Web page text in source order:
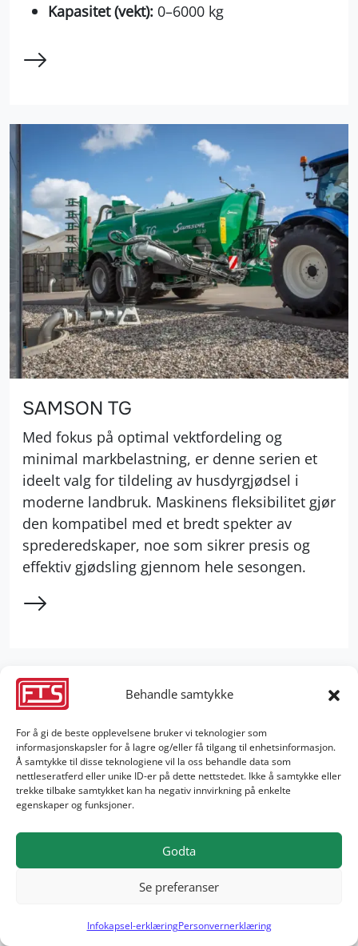
Behandle samtykke
For å gi de beste opplevelsene bruker vi teknologier som
informasjonskapsler for å lagre og/eller få tilgang til enhetsinformasjon.
Å samtykke til disse teknologiene vil la oss behandle data som
nettleseratferd eller unike ID-er på dette nettstedet. Ikke å samtykke eller
trekke tilbake samtykket kan ha negativ innvirkning på enkelte
egenskaper og funksjoner.
Godta
Se preferanser
Infokapsel-erklæringPersonvernerklæring
Kapasitet (vekt): 0–6000 kg
SAMSON TG
Med fokus på optimal vektfordeling og
minimal markbelastning, er denne serien et
ideelt valg for tildeling av husdyrgjødsel i
moderne landbruk. Maskinens fleksibilitet gjør
den kompatibel med et bredt spekter av
sprederedskaper, noe som sikrer presis og
effektiv gjødsling gjennom hele sesongen.